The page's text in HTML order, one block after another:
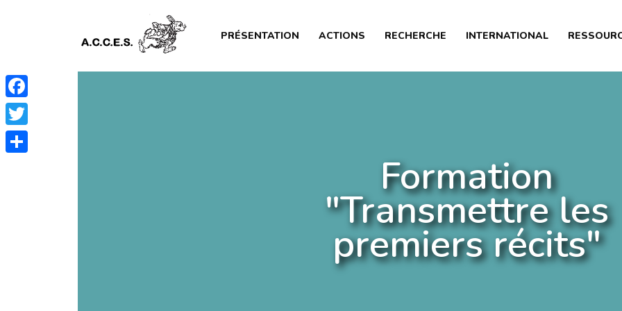
PRÉSENTATION ACTIONS RECHERCHE INTERNATIONAL
Formation
"Transmettre les
premiers récits"
ACTIONS
RECHERCHE
ARTICLES
Facebook
Twitter